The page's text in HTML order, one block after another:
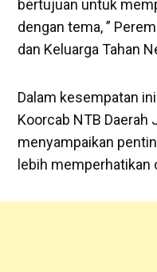
bertujuan untuk
dengan tema, ”
dan Keluarga Tahan
Dalam kesempatan
Koorcab NTB Daerah
menyampaikan
lebih memperhatikan